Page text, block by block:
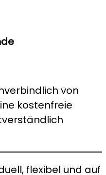
von
kostenfreie
flexibel und auf